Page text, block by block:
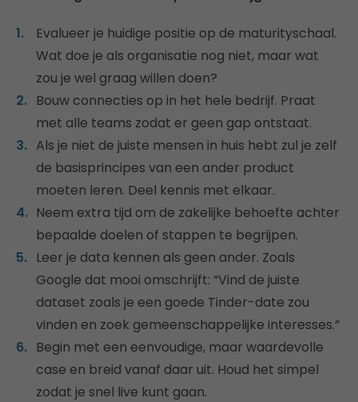
Evalueer je huidige positie op de maturityschaal.
Wat doe je als organisatie nog niet, maar wat
zou je wel graag willen doen?
Bouw connecties op in het hele bedrijf. Praat
met alle teams zodat er geen gap ontstaat.
Als je niet de juiste mensen in huis hebt zul je zelf
de basisprincipes van een ander product
moeten leren. Deel kennis met elkaar.
Neem extra tijd om de zakelijke behoefte achter
bepaalde doelen of stappen te begrijpen.
Leer je data kennen als geen ander. Zoals
Google dat mooi omschrijft: “Vind de juiste
dataset zoals je een goede Tinder-date zou
vinden en zoek gemeenschappelijke interesses.”
Begin met een eenvoudige, maar waardevolle
case en breid vanaf daar uit. Houd het simpel
zodat je snel live kunt gaan.